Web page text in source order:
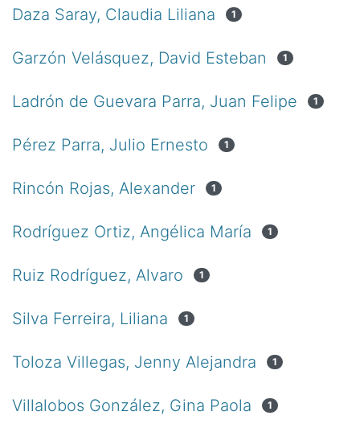
Daza Saray, Claudia Liliana 1
Garzón Velásquez, David Esteban 1
Ladrón de Guevara Parra, Juan Felipe 1
Pérez Parra, Julio Ernesto 1
Rincón Rojas, Alexander 1
Rodríguez Ortiz, Angélica María 1
Ruiz Rodríguez, Alvaro 1
Silva Ferreira, Liliana 1
Toloza Villegas, Jenny Alejandra 1
Villalobos González, Gina Paola 1